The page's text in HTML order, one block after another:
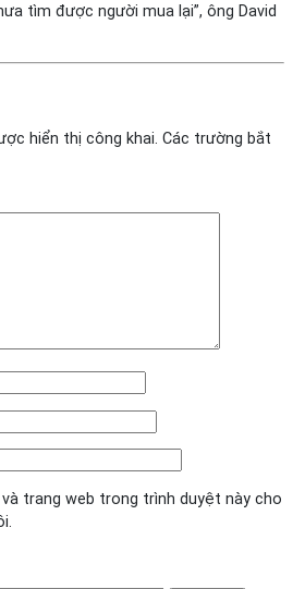
tìm được người mua lại”, ông David
hiển thị công khai. Các trường bắt
trang web trong trình duyệt này cho